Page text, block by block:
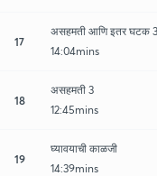
17
असहमती आणि इतर घटक 3
14:04mins
18
असहमती 3
12:45mins
19
घ्यावयाची काळजी
14:39mins